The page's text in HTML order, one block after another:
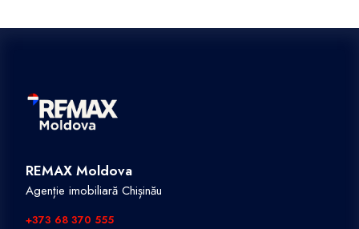
REMAX Moldova
Agenție imobiliară Chișinău
+373 68 370 555